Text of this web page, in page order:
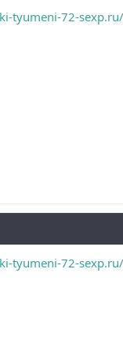
tyumeni-72-sexp.ru/
tyumeni-72-sexp.ru/